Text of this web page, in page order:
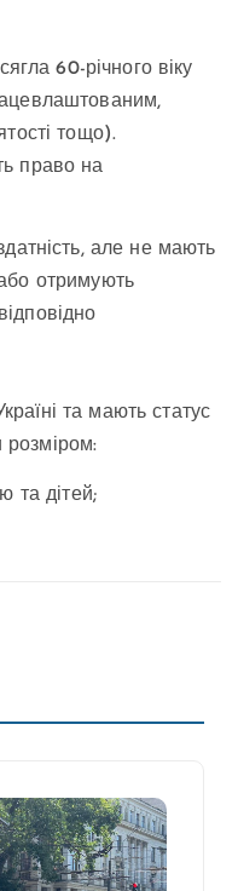
60-річного віку
тощо).
право на
але не мають
отримують
та мають статус
та дітей;